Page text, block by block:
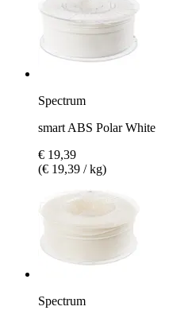
Spectrum
smart ABS Polar White
€ 19,39
(€ 19,39 / kg)
Spectrum